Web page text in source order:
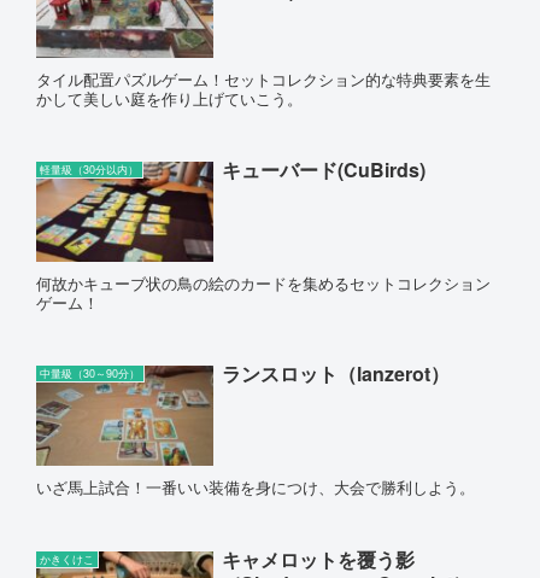
タイル配置パズルゲーム！セットコレクション的な特典要素を生
かして美しい庭を作り上げていこう。
軽量級（30分以内） キューバード(CuBirds)
何故かキューブ状の鳥の絵のカードを集めるセットコレクション
ゲーム！
中量級（30～90分） ランスロット（lanzerot）
いざ馬上試合！一番いい装備を身につけ、大会で勝利しよう。
かきくけこ
キャメロットを覆う影